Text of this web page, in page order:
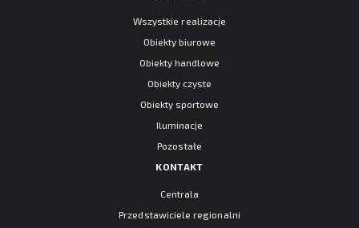
Wszystkie realizacje
Obiekty biurowe
Obiekty handlowe
Obiekty czyste
Obiekty sportowe
Iluminacje
Pozostałe
KONTAKT
Centrala
Przedstawiciele regionalni